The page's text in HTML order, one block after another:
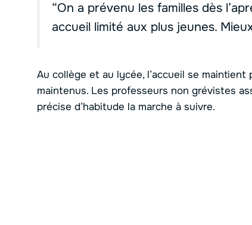
“On a prévenu les familles dès
accueil limité aux plus jeunes.
Au collège et au lycée, l’accueil se
maintenus. Les professeurs non grévistes
précise d’habitude la marche à suivre.